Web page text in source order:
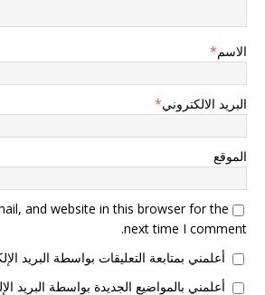
الاسم*
البريد الالكتروني*
الموقع
and website in this browser for the
next time I comment.
أعلمني بمتابعة التعليقات بواسطة البريد
أعلمني بالمواضيع الجديدة بواسطة البريد